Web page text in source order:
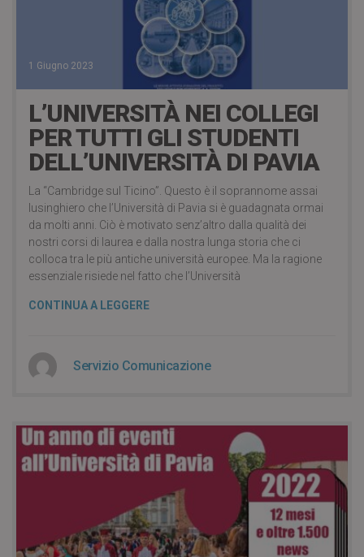
1 Giugno 2023
L’UNIVERSITÀ NEI COLLEGI
PER TUTTI GLI STUDENTI
DELL’UNIVERSITÀ DI PAVIA
La “Cambridge sul Ticino”. Questo è il soprannome assai
lusinghiero che l’Università di Pavia si è guadagnata ormai
da molti anni. Ciò è motivato senz’altro dalla qualità dei
nostri corsi di laurea e dalla nostra lunga storia che ci
colloca tra le più antiche università europee. Ma la ragione
essenziale risiede nel fatto che l’Università
CONTINUA A LEGGERE
Servizio Comunicazione